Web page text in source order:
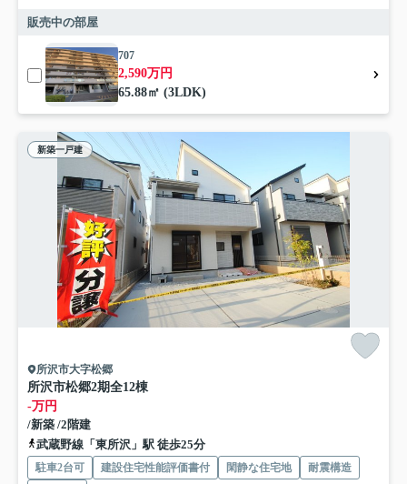
販売中の部屋
707
2,590万円
65.88㎡ (3LDK)
新築一戸建
所沢市大字松郷
所沢市松郷2期全12棟
-万円
/新築 /2階建
武蔵野線「東所沢」駅 徒歩25分
駐車2台可 建設住宅性能評価書付 閑静な住宅地
耐震構造